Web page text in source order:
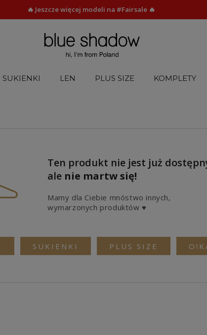
🔥 Jeszcze więcej modeli na #Fairsale 🔥
SUKIENKI LEN PLUS SIZE KOMPLETY
Ten produkt nie jest już
ale nie martw się!
Mamy dla Ciebie mnóstwo innych,
wymarzonych produktów ♥
SUKIENKI PLUS SIZE